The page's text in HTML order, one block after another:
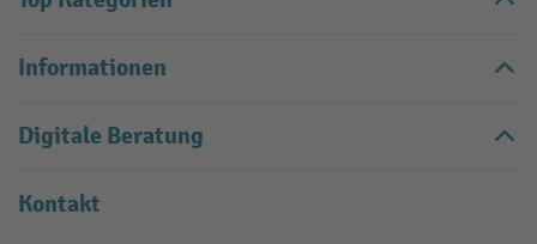
Informationen
Digitale Beratung
Kontakt